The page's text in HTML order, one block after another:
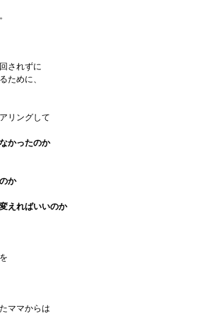
されずに
ために、
リングして
かったのか
か
えればいいのか
ママからは